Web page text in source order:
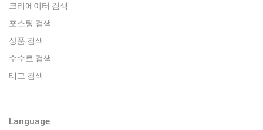
크리에이터 검색
포스팅 검색
상품 검색
수수료 검색
태그 검색
Language